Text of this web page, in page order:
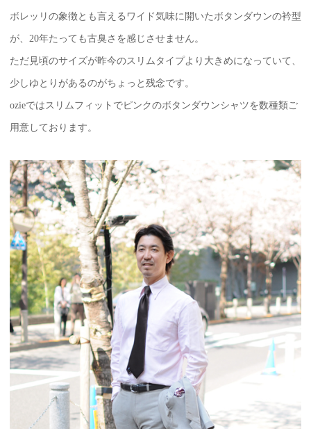
ボレッリの象徴とも言えるワイド気味に開いたボタンダウンの衿型
が、20年たっても古臭さを感じさせません。
ただ見頃のサイズが昨今のスリムタイプより大きめになっていて、
少しゆとりがあるのがちょっと残念です。
ozieではスリムフィットでピンクのボタンダウンシャツを数種類ご
用意しております。